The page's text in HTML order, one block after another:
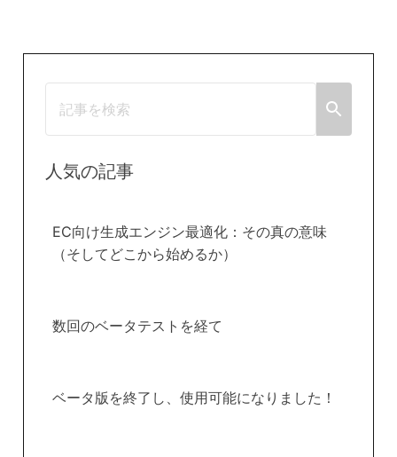
人気の記事
EC向け生成エンジン最適化：その真の意味
（そしてどこから始めるか）
数回のベータテストを経て
ベータ版を終了し、使用可能になりました！